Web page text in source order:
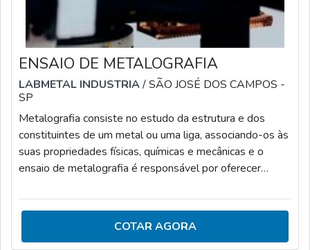
ENSAIO DE METALOGRAFIA
LABMETAL INDUSTRIA/ SÃO JOSÉ DOS CAMPOS -
SP
Metalografia consiste no estudo da estrutura e dos
constituintes de um metal ou uma liga, associando-os às
suas propriedades físicas, químicas e mecânicas e o
ensaio de metalografia é responsável por oferecer
de diversos equipamentos.FUNÇÃO DESTINADA AO
executadas pelo laboratório metalográfica podem ser
COTAR AGORA